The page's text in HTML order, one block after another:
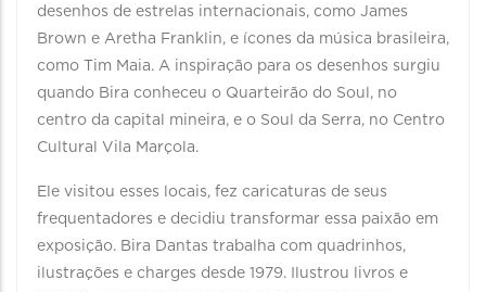
desenhos de estrelas internacionais, como James
Brown e Aretha Franklin, e ícones da música brasileira,
como Tim Maia. A inspiração para os desenhos surgiu
quando Bira conheceu o Quarteirão do Soul, no
centro da capital mineira, e o Soul da Serra, no Centro
Cultural Vila Marçola.
Ele visitou esses locais, fez caricaturas de seus
frequentadores e decidiu transformar essa paixão em
exposição. Bira Dantas trabalha com quadrinhos,
ilustrações e charges desde 1979. Ilustrou livros e